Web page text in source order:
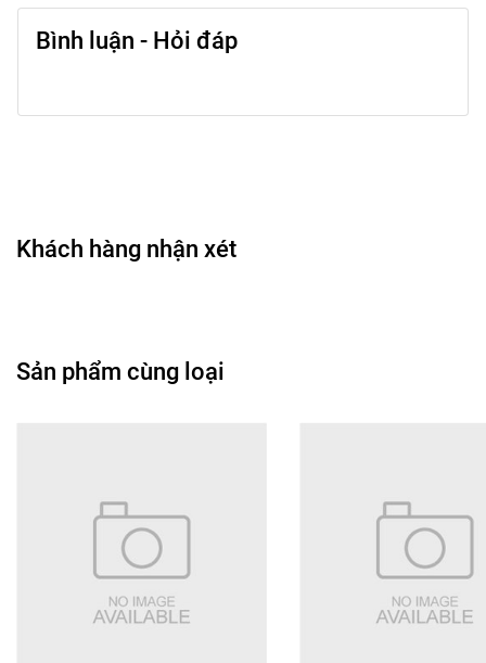
• Dễ điều chỉnh sắc độ từ nhẹ nhàng đến nổi bật
• Tiệp nền tốt, giúp lớp makeup hài hòa hơn
• Phù hợp với nhiều phong cách makeup khác nhau
động nhẹ nhàng
• Điều chỉnh lượng sản phẩm theo sắc độ mong muốn
Đối tượng phù hợp
• Phù hợp với nhiều loại da khác nhau
• Những ai yêu thích má hồng dạng kem lỏng dễ sử dụng
• Người muốn sở hữu đôi má tươi tắn và tự nhiên
Bình luận - Hỏi đáp
Khách hàng nhận xét
Sản phẩm cùng loại